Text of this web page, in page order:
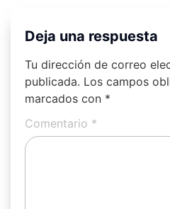
Deja una respuesta
Tu dirección de correo
publicada. Los campos
marcados con *
Comentario *